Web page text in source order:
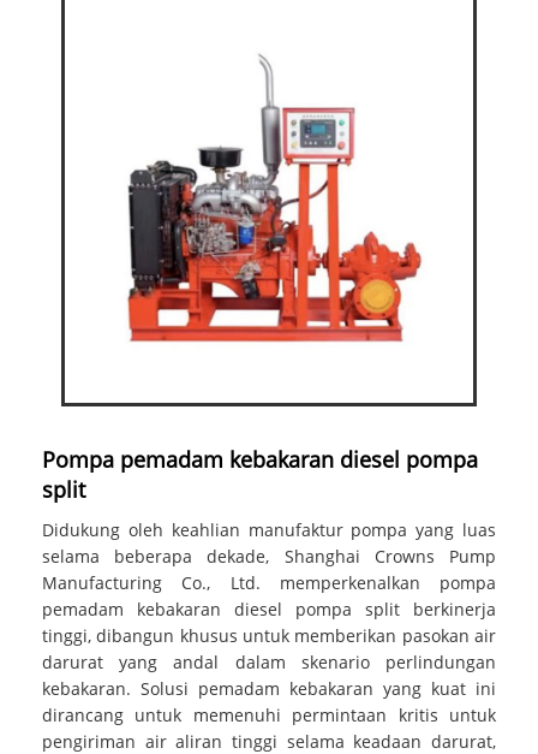
Pompa pemadam kebakaran diesel pompa
split
Didukung oleh keahlian manufaktur pompa yang luas
selama beberapa dekade, Shanghai Crowns Pump
Manufacturing Co., Ltd. memperkenalkan pompa
pemadam kebakaran diesel pompa split berkinerja
tinggi, dibangun khusus untuk memberikan pasokan air
darurat yang andal dalam skenario perlindungan
kebakaran. Solusi pemadam kebakaran yang kuat ini
dirancang untuk memenuhi permintaan kritis untuk
pengiriman air aliran tinggi selama keadaan darurat,